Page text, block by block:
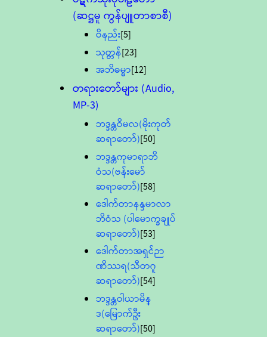
(ဆဋ္ဌမူ ကွန်ပျူတာစာစီ)
ဝိနည်း[5]
သုတ္တန်[23]
အဘိဓမ္မာ[12]
တရားတော်များ (Audio,
MP-3)
ဘဒ္ဒန္တဝိမလ(မိုးကုတ်
ဆရာတော်)[50]
ဘဒ္ဒန္တကုမာရာဘိ
ဝံသ(ဗန်းမော်
ဆရာတော်)[58]
ဒေါက်တာနန္ဒမာလာ
ဘိဝံသ (ပါမောက္ခချုပ်
ဆရာတော်)[53]
ဒေါက်တာအရှင်ဉာ
ဏိဿရ(သီတဂူ
ဆရာတော်)[54]
ဘဒ္ဒန္တဝါယာမိန္
ဒ(မြောက်ဦး
ဆရာတော်)[50]